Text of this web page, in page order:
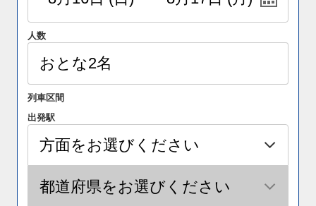
人数
列車区間
出発駅